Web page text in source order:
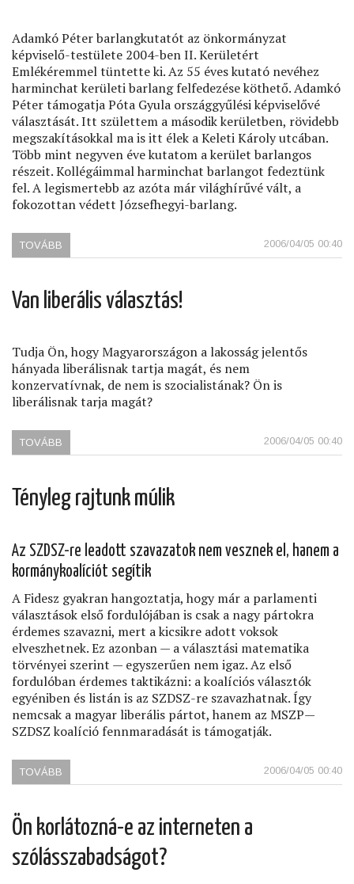
Adamkó Péter barlangkutatót az önkormányzat
képviselő-testülete 2004-ben II. Kerületért
Emlékéremmel tüntette ki. Az 55 éves kutató nevéhez
harminchat kerületi barlang felfedezése köthető. Adamkó
Péter támogatja Póta Gyula országgyűlési képviselővé
választását. Itt születtem a második kerületben, rövidebb
megszakításokkal ma is itt élek a Keleti Károly utcában.
Több mint negyven éve kutatom a kerület barlangos
részeit. Kollégáimmal harminchat barlangot fedeztünk
fel. A legismertebb az azóta már világhírűvé vált, a
fokozottan védett Józsefhegyi-barlang.
2006/04/05 00:40
TOVÁBB
PÓTA
Van liberális választás!
Tudja Ön, hogy Magyarországon a lakosság jelentős
hányada liberálisnak tartja magát, és nem
konzervatívnak, de nem is szocialistának? Ön is
liberálisnak tarja magát?
2006/04/05 00:40
TOVÁBB
LIBERÁLIS
Tényleg rajtunk múlik
Az SZDSZ-re leadott szavazatok nem vesznek el, hanem a
kormánykoalíciót segítik
A Fidesz gyakran hangoztatja, hogy már a parlamenti
választások első fordulójában is csak a nagy pártokra
érdemes szavazni, mert a kicsikre adott voksok
elveszhetnek. Ez azonban — a választási matematika
törvényei szerint — egyszerűen nem igaz. Az első
fordulóban érdemes taktikázni: a koalíciós választók
egyéniben és listán is az SZDSZ-re szavazhatnak. Így
nemcsak a magyar liberális pártot, hanem az MSZP—
SZDSZ koalíció fennmaradását is támogatják.
2006/04/05 00:40
TOVÁBB
RAJTUNK
Ön korlátozná-e az interneten a
szólásszabadságot?